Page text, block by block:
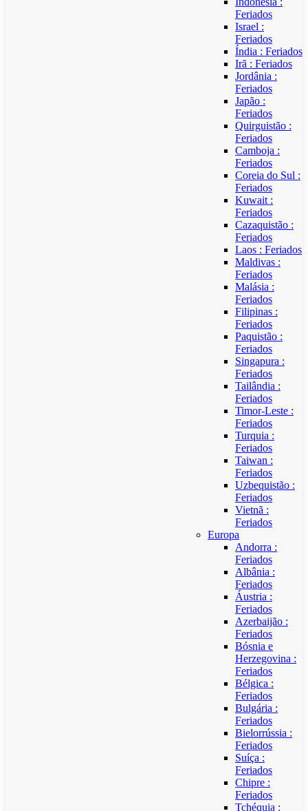
Feriados
Israel :
Feriados
Índia : Feriados
Irã : Feriados
Jordânia :
Feriados
Japão :
Feriados
Quirguistão :
Feriados
Camboja :
Feriados
Coreia do Sul :
Feriados
Kuwait :
Feriados
Cazaquistão :
Feriados
Laos : Feriados
Maldivas :
Feriados
Malásia :
Feriados
Filipinas :
Feriados
Paquistão :
Feriados
Singapura :
Feriados
Tailândia :
Feriados
Timor-Leste :
Feriados
Turquia :
Feriados
Taiwan :
Feriados
Uzbequistão :
Feriados
Vietnã :
Feriados
Europa
Andorra :
Feriados
Albânia :
Feriados
Áustria :
Feriados
Azerbaijão :
Feriados
Bósnia e
Herzegovina :
Feriados
Bélgica :
Feriados
Bulgária :
Feriados
Bielorrússia :
Feriados
Suíça :
Feriados
Chipre :
Feriados
Tchéquia :